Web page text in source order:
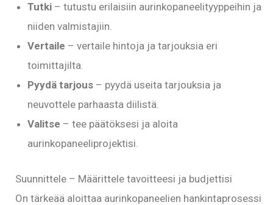
Tutki – tutustu erilaisiin aurinkopaneelityyppeihin ja
niiden valmistajiin.
Vertaile – vertaile hintoja ja tarjouksia eri
toimittajilta.
Pyydä tarjous – pyydä useita tarjouksia ja
neuvottele parhaasta diilistä.
Valitse – tee päätöksesi ja aloita
aurinkopaneeliprojektisi.
Suunnittele – Määrittele tavoitteesi ja budjettisi
On tärkeää aloittaa aurinkopaneelien hankintaprosessi